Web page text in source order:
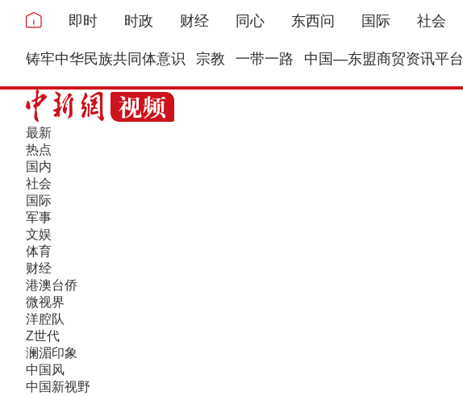
即时 时政 财经 同心 东西问 国际 社会
铸牢中华民族共同体意识 宗教 一带一路 中国—东盟商贸资讯平台
最新
热点
国内
社会
国际
军事
文娱
体育
财经
港澳台侨
微视界
洋腔队
Z世代
澜湄印象
中国风
中国新视野